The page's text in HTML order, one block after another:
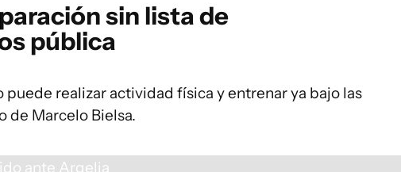
sin lista de
pública
puede realizar actividad física y entrenar ya bajo las
de Marcelo Bielsa.